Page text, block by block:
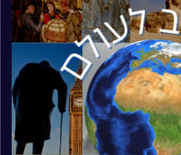
וחצי יהודים שנרצחו בגאיות הריגה
שלמות בשטחי ברית המועצות.